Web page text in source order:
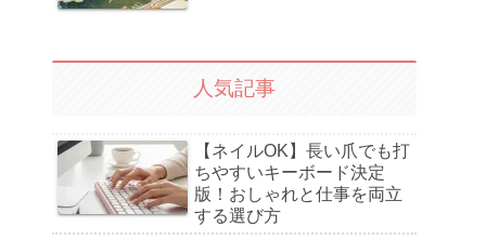
人気記事
【ネイルOK】長い爪でも打
ちやすいキーボード決定
版！おしゃれと仕事を両立
する選び方